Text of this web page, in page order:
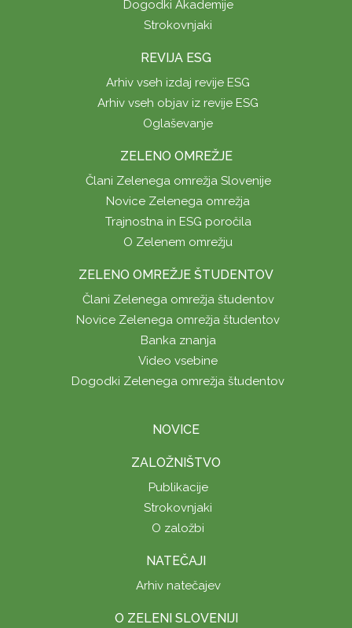
Dogodki Akademije
Strokovnjaki
REVIJA ESG
Arhiv vseh izdaj revije ESG
Arhiv vseh objav iz revije ESG
Oglaševanje
ZELENO OMREŽJE
Člani Zelenega omrežja Slovenije
Novice Zelenega omrežja
Trajnostna in ESG poročila
O Zelenem omrežju
ZELENO OMREŽJE ŠTUDENTOV
Člani Zelenega omrežja študentov
Novice Zelenega omrežja študentov
Banka znanja
Video vsebine
Dogodki Zelenega omrežja študentov
NOVICE
ZALOŽNIŠTVO
Publikacije
Strokovnjaki
O založbi
NATEČAJI
Arhiv natečajev
O ZELENI SLOVENIJI